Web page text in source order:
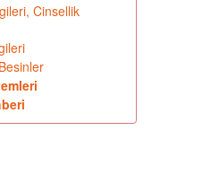
Cinsellik